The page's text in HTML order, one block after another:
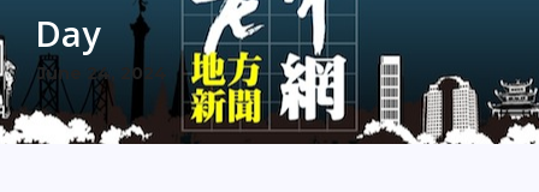
Day
June 24, 2024